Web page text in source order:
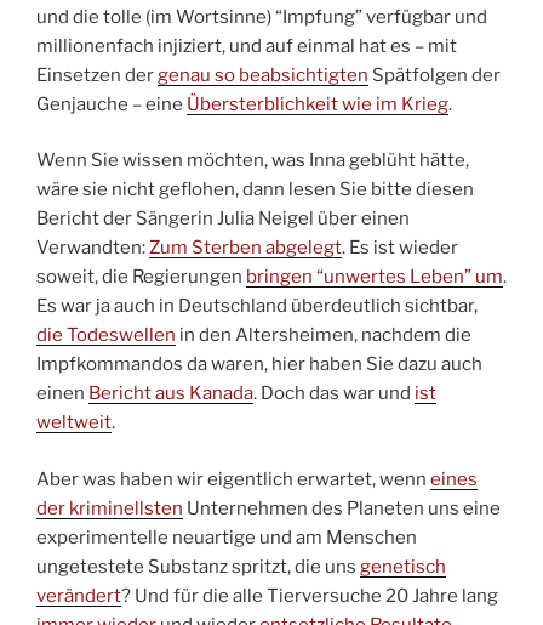
und die tolle (im Wortsinne) “Impfung” verfügbar und
millionenfach injiziert, und auf einmal hat es – mit
Einsetzen der genau so beabsichtigten Spätfolgen der
Genjauche – eine Übersterblichkeit wie im Krieg.
Wenn Sie wissen möchten, was Inna geblüht hätte,
wäre sie nicht geflohen, dann lesen Sie bitte diesen
Bericht der Sängerin Julia Neigel über einen
Verwandten:Zum Sterben abgelegt. Es ist wieder
soweit, die Regierungen bringen “unwertes Leben” um.
Es war ja auch in Deutschland überdeutlich sichtbar,
die Todeswellen in den Altersheimen, nachdem die
Impfkommandos da waren, hier haben Sie dazu auch
einen Bericht aus Kanada. Doch das war und ist
weltweit.
Aber was haben wir eigentlich erwartet, wenn eines
der kriminellsten Unternehmen des Planeten uns eine
experimentelle neuartige und am Menschen
ungetestete Substanz spritzt, die uns genetisch
verändert? Und für die alle Tierversuche 20 Jahre lang